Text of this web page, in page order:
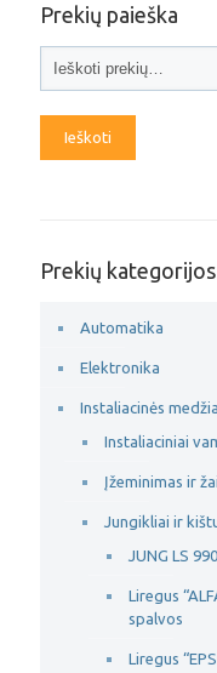
Prekių paieška
Ieškoti
Prekių kategorijos
Automatika
Elektronika
Instaliacinės
Instaliaciniai
Įžeminimas ir
Jungikliai ir
JUNG LS
Liregus
spalvos
Liregus